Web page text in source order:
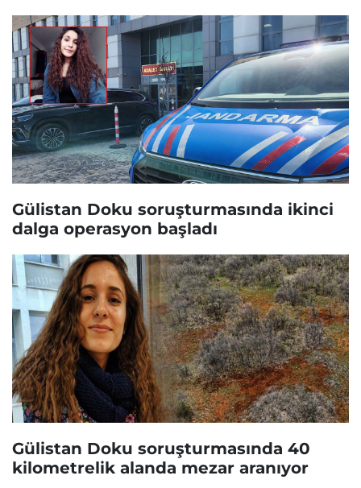
Gülistan Doku soruşturmasında ikinci
dalga operasyon başladı
Gülistan Doku soruşturmasında 40
kilometrelik alanda mezar aranıyor